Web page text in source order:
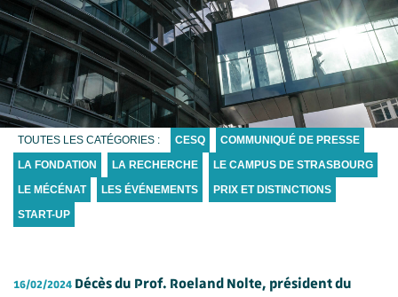
TOUTES LES CATÉGORIES : CESQ
COMMUNIQUÉ DE PRESSE
LA FONDATION
LA RECHERCHE
LE CAMPUS DE STRASBOURG
LE MÉCÉNAT
LES ÉVÉNEMENTS
PRIX ET DISTINCTIONS
START-UP
16/02/2024 Décès du Prof. Roeland Nolte, président du